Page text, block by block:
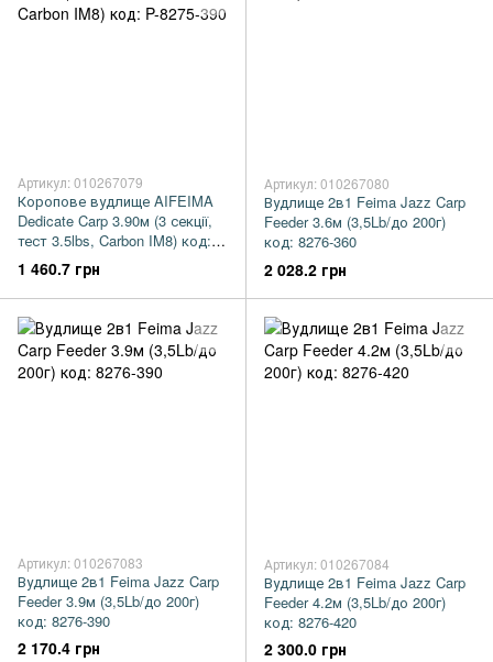
Артикул: 010267079
Коропове вудлище AIFEIMA
Dedicate Carp 3.90м (3 секції,
тест 3.5lbs, Carbon IM8) код:
P-8275-390
1 460.7 грн
Артикул: 010267080
Вудлище 2в1 Feima Jazz Carp
Feeder 3.6м (3,5Lb/до 200г)
код: 8276-360
2 028.2 грн
Артикул: 010267083
Вудлище 2в1 Feima Jazz Carp
Feeder 3.9м (3,5Lb/до 200г)
код: 8276-390
2 170.4 грн
Артикул: 010267084
Вудлище 2в1 Feima Jazz Carp
Feeder 4.2м (3,5Lb/до 200г)
код: 8276-420
2 300.0 грн